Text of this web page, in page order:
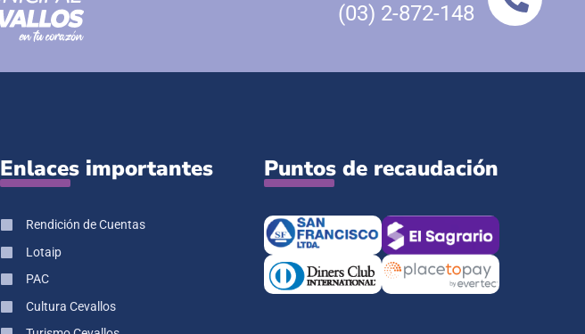
(03) 2-872-148
Enlaces importantes
Rendición de Cuentas
Lotaip
PAC
Cultura Cevallos
Puntos de recaudación